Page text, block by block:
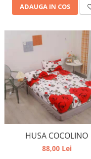
ADAUGA IN COS
HUSA COCOLINO
88,00 Lei